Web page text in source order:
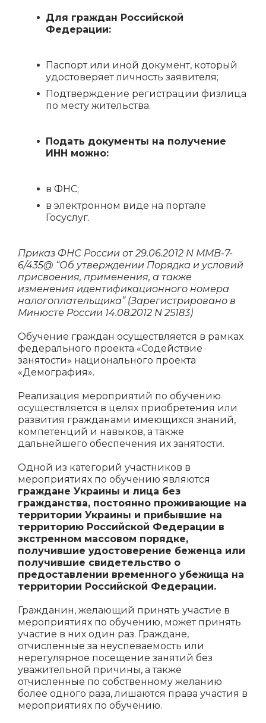
Для граждан Российской
Федерации:
Паспорт или иной документ, который
удостоверяет личность заявителя;
Подтверждение регистрации физлица
по месту жительства.
Подать документы на получение
ИНН можно:
в ФНС;
в электронном виде на портале
Госуслуг.
Приказ ФНС России от 29.06.2012 N ММВ-7-
6/435@ “Об утверждении Порядка и условий
присвоения, применения, а также
изменения идентификационного номера
налогоплательщика” (Зарегистрировано в
Минюсте России 14.08.2012 N 25183)
Обучение граждан осуществляется в рамках
федерального проекта «Содействие
занятости» национального проекта
«Демография».
Реализация мероприятий по обучению
осуществляется в целях приобретения или
развития гражданами имеющихся знаний,
компетенций и навыков, а также
дальнейшего обеспечения их занятости.
Одной из категорий участников в
мероприятиях по обучению являются
граждане Украины и лица без
гражданства, постоянно проживающие на
территории Украины и прибывшие на
территорию Российской Федерации в
экстренном массовом порядке,
получившие удостоверение беженца или
получившие свидетельство о
предоставлении временного убежища на
территории Российской Федерации.
Гражданин, желающий принять участие в
мероприятиях по обучению, может принять
участие в них один раз. Граждане,
отчисленные за неуспеваемость или
нерегулярное посещение занятий без
уважительной причины, а также
отчисленные по собственному желанию
более одного раза, лишаются права участия в
мероприятиях по обучению.